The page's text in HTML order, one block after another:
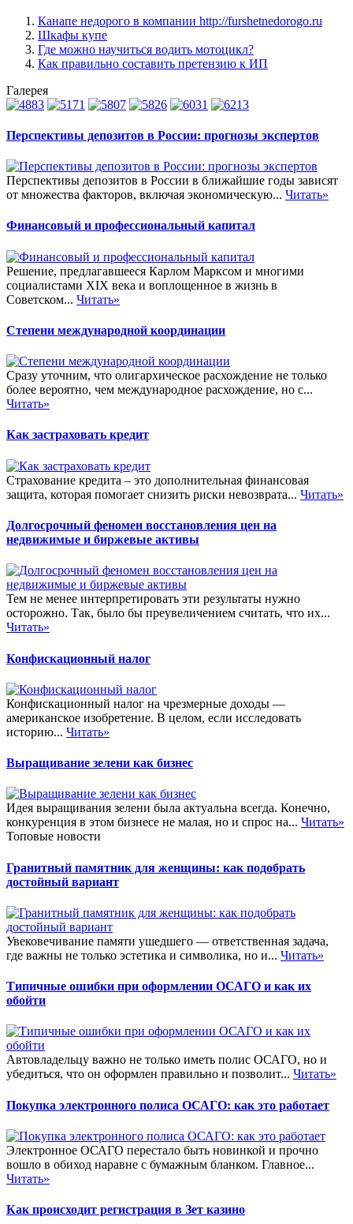
Канапе недорого в компании http://furshetnedorogo.ru
Шкафы купе
Где можно научиться водить мотоцикл?
Как правильно составить претензию к ИП
Галерея
Перспективы депозитов в России: прогнозы экспертов
Перспективы депозитов в России в ближайшие годы зависят
от множества факторов, включая экономическую... Читать»
Финансовый и профессиональный капитал
Решение, предлагавшееся Карлом Марксом и многими
социалистами XIX века и воплощенное в жизнь в
Советском... Читать»
Степени международной координации
Сразу уточним, что олигархическое расхождение не только
более вероятно, чем международное расхождение, но с...
Читать»
Как застраховать кредит
Страхование кредита – это дополнительная финансовая
защита, которая помогает снизить риски невозврата... Читать»
Долгосрочный феномен восстановления цен на
недвижимые и биржевые активы
Тем не менее интерпретировать эти результаты нужно
осторожно. Так, было бы преувеличением считать, что их...
Читать»
Конфискационный налог
Конфискационный налог на чрезмерные доходы —
американское изобретение. В целом, если исследовать
историю... Читать»
Выращивание зелени как бизнес
Идея выращивания зелени была актуальна всегда. Конечно,
конкуренция в этом бизнесе не малая, но и спрос на... Читать»
Топовые новости
Гранитный памятник для женщины: как подобрать
достойный вариант
Увековечивание памяти ушедшего — ответственная задача,
где важны не только эстетика и символика, но и... Читать»
Типичные ошибки при оформлении ОСАГО и как их
обойти
Автовладельцу важно не только иметь полис ОСАГО, но и
убедиться, что он оформлен правильно и позволит... Читать»
Покупка электронного полиса ОСАГО: как это работает
Электронное ОСАГО перестало быть новинкой и прочно
вошло в обиход наравне с бумажным бланком. Главное...
Читать»
Как происходит регистрация в Зет казино